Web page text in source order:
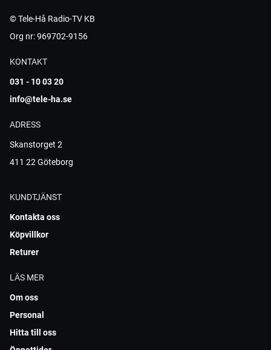
© Tele-Hå Radio-TV KB
Org nr: 969702-9156
KONTAKT
031 - 10 03 20
info@tele-ha.se
ADRESS
Skanstorget 2
411 22 Göteborg
KUNDTJÄNST
Kontakta oss
Köpvillkor
Returer
LÄS MER
Om oss
Personal
Hitta till oss